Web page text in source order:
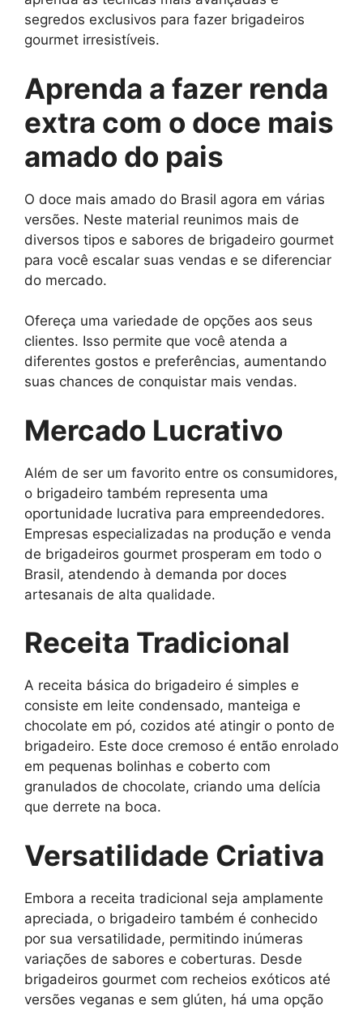
segredos exclusivos para fazer brigadeiros
gourmet irresistíveis.
Aprenda a fazer renda
extra com o doce mais
amado do pais
O doce mais amado do Brasil agora em várias
versões. Neste material reunimos mais de
diversos tipos e sabores de brigadeiro gourmet
para você escalar suas vendas e se diferenciar
do mercado.
Ofereça uma variedade de opções aos seus
clientes. Isso permite que você atenda a
diferentes gostos e preferências, aumentando
suas chances de conquistar mais vendas.
Mercado Lucrativo
Além de ser um favorito entre os consumidores,
o brigadeiro também representa uma
oportunidade lucrativa para empreendedores.
Empresas especializadas na produção e venda
de brigadeiros gourmet prosperam em todo o
Brasil, atendendo à demanda por doces
artesanais de alta qualidade.
Receita Tradicional
A receita básica do brigadeiro é simples e
consiste em leite condensado, manteiga e
chocolate em pó, cozidos até atingir o ponto de
brigadeiro. Este doce cremoso é então enrolado
em pequenas bolinhas e coberto com
granulados de chocolate, criando uma delícia
que derrete na boca.
Versatilidade Criativa
Embora a receita tradicional seja amplamente
apreciada, o brigadeiro também é conhecido
por sua versatilidade, permitindo inúmeras
variações de sabores e coberturas. Desde
brigadeiros gourmet com recheios exóticos até
versões veganas e sem glúten, há uma opção